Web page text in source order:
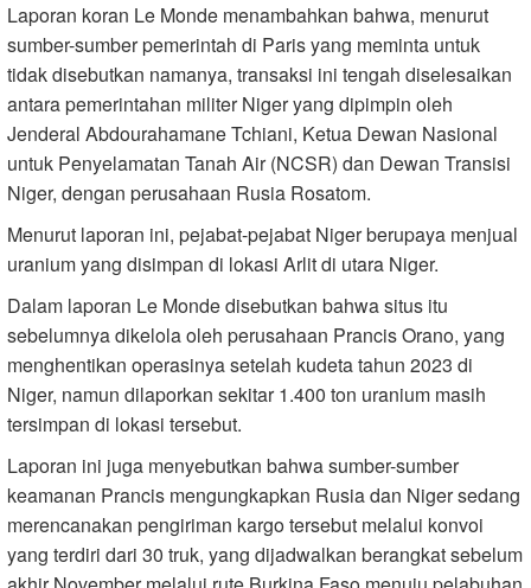
Laporan koran Le Monde menambahkan bahwa, menurut
sumber-sumber pemerintah di Paris yang meminta untuk
tidak disebutkan namanya, transaksi ini tengah diselesaikan
antara pemerintahan militer Niger yang dipimpin oleh
Jenderal Abdourahamane Tchiani, Ketua Dewan Nasional
untuk Penyelamatan Tanah Air (NCSR) dan Dewan Transisi
Niger, dengan perusahaan Rusia Rosatom.
Menurut laporan ini, pejabat-pejabat Niger berupaya menjual
uranium yang disimpan di lokasi Arlit di utara Niger.
Dalam laporan Le Monde disebutkan bahwa situs itu
sebelumnya dikelola oleh perusahaan Prancis Orano, yang
menghentikan operasinya setelah kudeta tahun 2023 di
Niger, namun dilaporkan sekitar 1.400 ton uranium masih
tersimpan di lokasi tersebut.
Laporan ini juga menyebutkan bahwa sumber-sumber
keamanan Prancis mengungkapkan Rusia dan Niger sedang
merencanakan pengiriman kargo tersebut melalui konvoi
yang terdiri dari 30 truk, yang dijadwalkan berangkat sebelum